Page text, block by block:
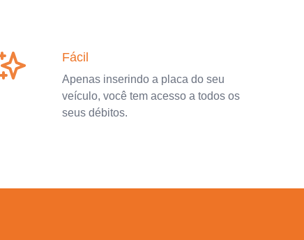
Fácil
Apenas inserindo a placa do seu
veículo, você tem acesso a todos os
seus débitos.